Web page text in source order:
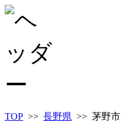
TOP >> 長野県 >> 茅野市